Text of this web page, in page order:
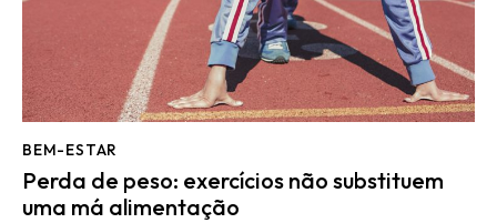
BEM-ESTAR
Perda de peso: exercícios não substituem
uma má alimentação